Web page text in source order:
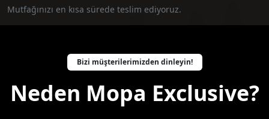
Mutfağınızı en kısa sürede teslim ediyoruz.
Bizi müşterilerimizden dinleyin!
Neden Mopa Exclusive?